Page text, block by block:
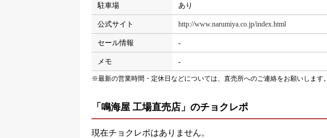
駐車場 あり
公式サイト http://www.narumiya.co.jp/index.html
セール情報 -
メモ -
※最新の営業時間・定休日などについては、直売所へのご連絡をお願いします。
「鳴海屋 工場直売店」のチョクレポ
現在チョクレポはありません。